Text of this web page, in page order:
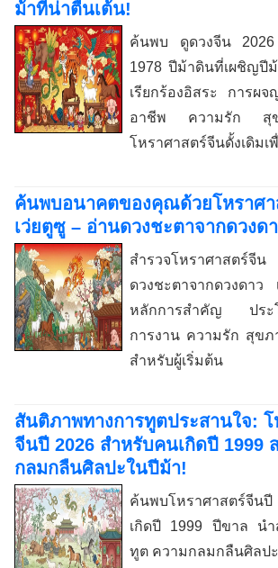
ม้าที่น่าตื่นเต้น!
ค้นพบ ดูดวงจีน 2026
1978 ปีม้าดินที่เผชิญปีม้
เรียกร้องอิสระ การผ
อาชีพ ความรัก สุ
โหราศาสตร์จีนดั้งเดิมเ
ค้นพบอนาคตของคุณด้วยโหราศ
เว่ยตูซู – อ่านดวงชะตาจากดวงด
สำรวจโหราศาสตร์จี
ดวงชะตาจากดวงดาว
หลักการสำคัญ ประโ
การงาน ความรัก สุข
สำหรับผู้เริ่มต้น
สันติภาพทางการทูตประสานใจ:
จีนปี 2026 สำหรับคนเกิดปี 1999
กลมกลืนศิลปะในปีม้า!
ค้นพบโหราศาสตร์จีน
เกิดปี 1999 ปีขาล นำ
ทูต ความกลมกลืนศิลปะ